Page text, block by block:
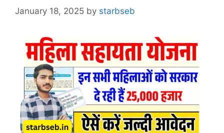
January 18, 2025 by starbseb